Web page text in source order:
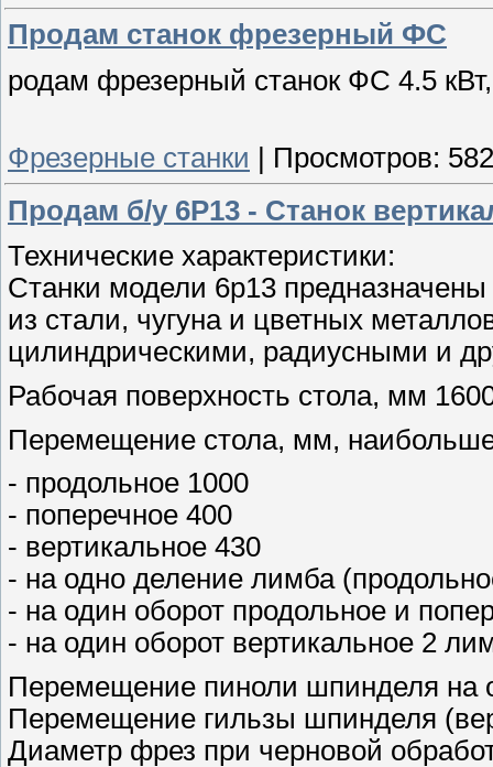
Продам станок фрезерный ФС
родам фрезерный станок ФС 4.5
Фрезерные станки Просмотров: 582
Продам б/у 6Р13 - Станок
Технические характеристики:
Станки модели 6р13
из стали, чугуна и цветных
цилиндрическими, радиусными и
Рабочая поверхность стола, мм
Перемещение стола, мм,
- продольное 1000
- поперечное 400
- вертикальное 430
- на одно деление лимба
- на один оборот продольное и
- на один оборот вертикальное 2
Перемещение пиноли шпинделя на
Перемещение гильзы шпинделя
Диаметр фрез при черновой